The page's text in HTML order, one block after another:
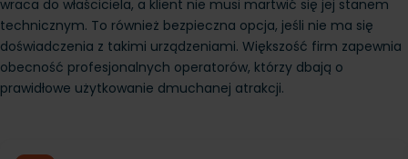
wraca do właściciela, a klient nie musi martwić się jej stanem
technicznym. To również bezpieczna opcja, jeśli nie ma się
doświadczenia z takimi urządzeniami. Większość firm zapewnia
obecność profesjonalnych operatorów, którzy dbają o
prawidłowe użytkowanie dmuchanej atrakcji.